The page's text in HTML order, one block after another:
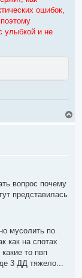
ошибок,
улыбкой и не
е
вопрос почему
представилась
мусолить по
как на спотах
то пвп
3 ДД тяжело...